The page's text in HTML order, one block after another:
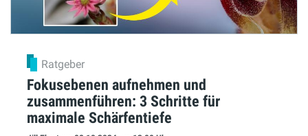
Ratgeber
Fokusebenen aufnehmen und
zusammenführen: 3 Schritte für
maximale Schärfentiefe